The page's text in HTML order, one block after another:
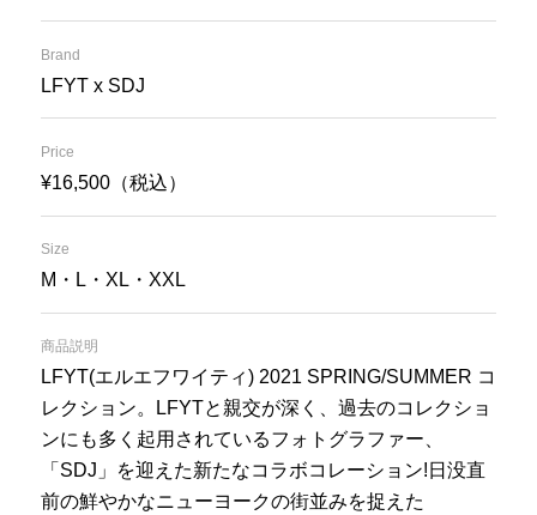
Brand
LFYT x SDJ
Price
¥16,500（税込）
Size
M・L・XL・XXL
商品説明
LFYT(エルエフワイティ) 2021 SPRING/SUMMER コ
レクション。LFYTと親交が深く、過去のコレクショ
ンにも多く起用されているフォトグラファー、
「SDJ」を迎えた新たなコラボコレーション!日没直
前の鮮やかなニューヨークの街並みを捉えた